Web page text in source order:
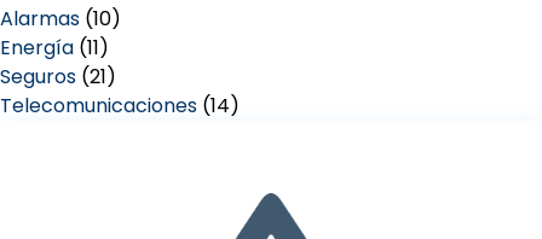
Alarmas (10)
Energía (11)
Seguros (21)
Telecomunicaciones (14)